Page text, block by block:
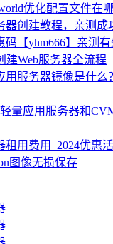
优化配置文件在哪
器创建教程，亲测成
码【yhm666】亲测
建Web服务器全流程
用服务器镜像是什么
量应用服务器和
租用费用_2024优惠
图像无损保存